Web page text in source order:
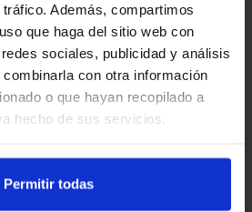
Además, compartimos
que haga del sitio web con
sociales, publicidad y análisis
con otra información
o que hayan recopilado a
hecho de sus servicios.
Permitir todas